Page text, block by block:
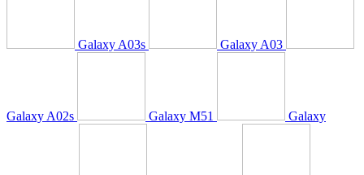
Galaxy A03s Galaxy A03
Galaxy A02s Galaxy M51 Galaxy